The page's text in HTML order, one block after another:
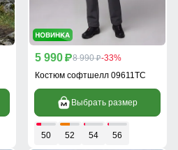
5 990 p8 990 p-33%
Костюм софтшелл 09611TC
Выбрать размер
50 52 54 56